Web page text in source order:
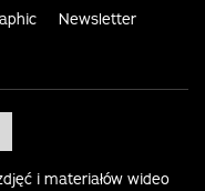
Newsletter
i materiałów wideo